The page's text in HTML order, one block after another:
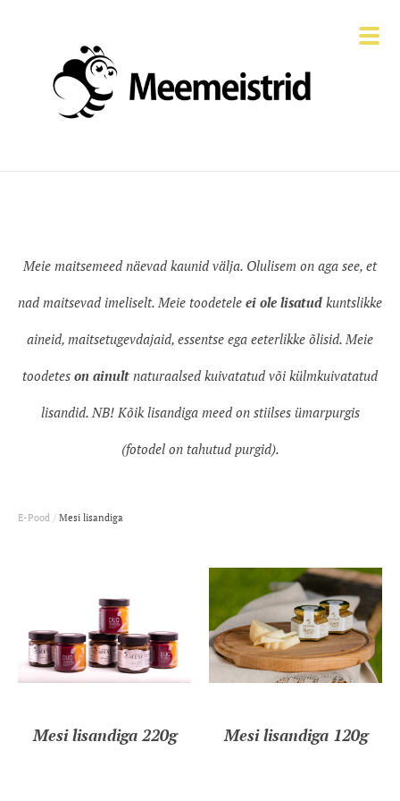
Meie maitsemeed näevad kaunid välja. Olulisem on aga see, et
nad maitsevad imeliselt. Meie toodetele ei ole lisatud kuntslikke
aineid, maitsetugevdajaid, essentse ega eeterlikke õlisid. Meie
toodetes on ainult naturaalsed kuivatatud või külmkuivatatud
lisandid. NB! Kõik lisandiga meed on stiilses ümarpurgis
(fotodel on tahutud purgid).
E-Pood / Mesi lisandiga
Mesi lisandiga 220g Mesi lisandiga 120g